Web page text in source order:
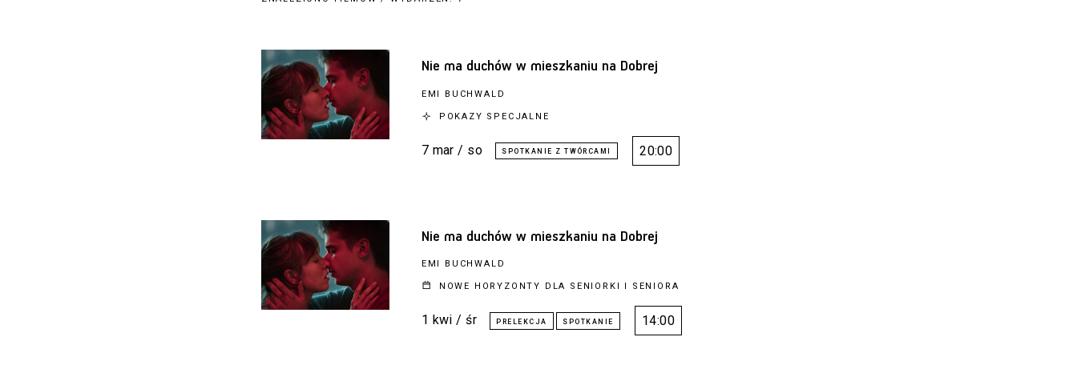
Nie ma duchów w mieszkaniu na Dobrej
EMI BUCHWALD
POKAZY SPECJALNE
7 mar / so 20:00
Nie ma duchów w mieszkaniu na Dobrej
EMI BUCHWALD
NOWE HORYZONTY DLA SENIORKI I SENIORA
1 kwi / śr 14:00